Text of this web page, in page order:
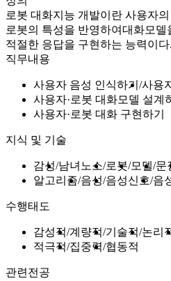
로봇 대화지능 개발이란 사용자
로봇의 특성을 반영하여대화모델
적절한 응답을 구현하는 능력이다.
직무내용
사용자 음성 인식하기
사용
사용자·로봇 대화모델 설계
사용자·로봇 대화 구현하기
지식 및 기술
감성 남녀노소 로봇 모델 문
알고리즘 음성 음성신호 음
수행태도
감성적 계량적 기술적 논리
적극적 집중력 협동적
관련전공